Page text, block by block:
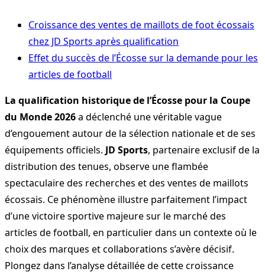
Croissance des ventes de maillots de foot écossais
chez JD Sports après qualification
Effet du succès de l’Écosse sur la demande pour les
articles de football
La qualification historique de l’Écosse pour la Coupe
du Monde 2026a déclenché une véritable vague
d’engouement autour de la sélection nationale et de ses
équipements officiels. JD Sports, partenaire exclusif de la
distribution des tenues, observe une flambée
spectaculaire des recherches et des ventes de maillots
écossais. Ce phénomène illustre parfaitement l’impact
d’une victoire sportive majeure sur le marché des
articles de football, en particulier dans un contexte où le
choix des marques et collaborations s’avère décisif.
Plongez dans l’analyse détaillée de cette croissance